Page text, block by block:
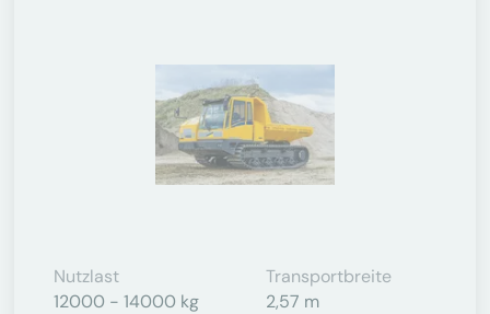
Nutzlast
12000 - 14000 kg
Transportbreite
2,57 m